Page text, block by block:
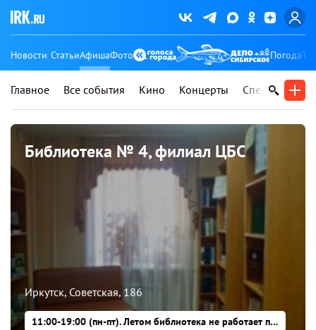
Новости СтатьиАфишаФото Погода
Главное Все события Кино Концерты Спектакли
Библиотека № 4, филиал ЦБС
Иркутск, Советская, 186
11:00-19:00 (пн-пт). Летом библиотека не работает по субботам и воскресеньям, зимой -- по субботам, в воскресенье открыта с 10:00 до 18:00. Последний день месяца -- санитарный день